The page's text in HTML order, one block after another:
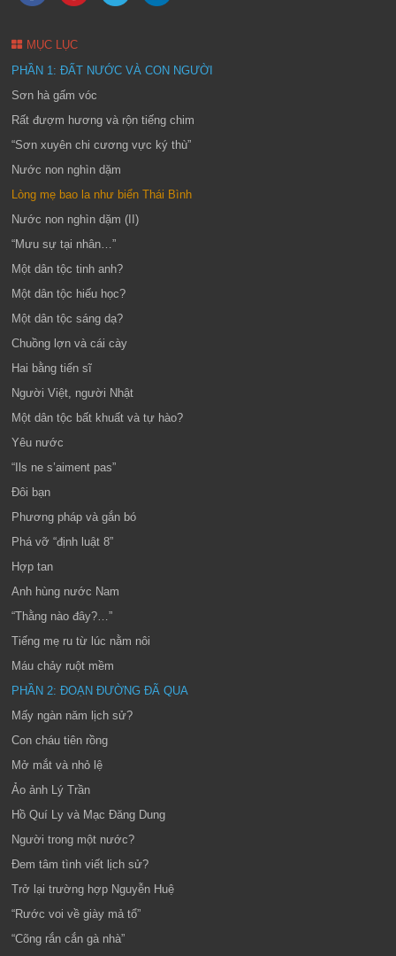
MỤC LỤC
PHẦN 1: ĐẤT NƯỚC VÀ CON NGƯỜI
Sơn hà gấm vóc
Rất đượm hương và rộn tiếng chim
“Sơn xuyên chi cương vực ký thù”
Nước non nghìn dặm
Lòng mẹ bao la như biển Thái Bình
Nước non nghìn dặm (II)
“Mưu sự tại nhân…”
Một dân tộc tinh anh?
Một dân tộc hiếu học?
Một dân tộc sáng dạ?
Chuồng lợn và cái cày
Hai bằng tiến sĩ
Người Việt, người Nhật
Một dân tộc bất khuất và tự hào?
Yêu nước
“Ils ne s’aiment pas”
Đôi bạn
Phương pháp và gắn bó
Phá vỡ “định luật 8”
Hợp tan
Anh hùng nước Nam
“Thằng nào đây?…”
Tiếng mẹ ru từ lúc nằm nôi
Máu chảy ruột mềm
PHẦN 2: ĐOẠN ĐƯỜNG ĐÃ QUA
Mấy ngàn năm lịch sử?
Con cháu tiên rồng
Mở mắt và nhỏ lệ
Ảo ảnh Lý Trần
Hồ Quí Ly và Mạc Đăng Dung
Người trong một nước?
Đem tâm tình viết lịch sử?
Trở lại trường hợp Nguyễn Huệ
“Rước voi về giày mả tổ”
“Cõng rắn cắn gà nhà”